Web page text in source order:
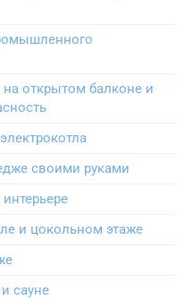
открытом балконе и
своими руками
и цокольном этаже
сауне